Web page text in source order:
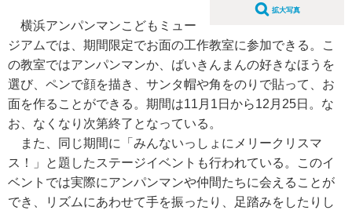
拡大写真
横浜アンパンマンこどもミュー
ジアムでは、期間限定でお面の工作教室に参加できる。こ
の教室ではアンパンマンか、ばいきんまんの好きなほうを
選び、ペンで顔を描き、サンタ帽や角をのりで貼って、お
面を作ることができる。期間は11月1日から12月25日。な
お、なくなり次第終了となっている。
また、同じ期間に「みんないっしょにメリークリスマ
ス！」と題したステージイベントも行われている。このイ
ベントでは実際にアンパンマンや仲間たちに会えることが
でき、リズムにあわせて手を振ったり、足踏みをしたりし